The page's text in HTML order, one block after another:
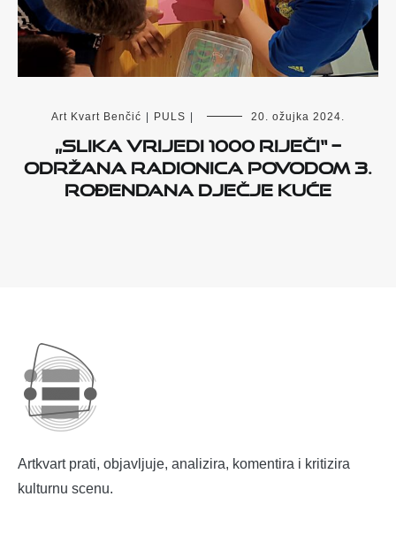
Art Kvart Benčić PULS 20. ožujka 2024.
„Slika vrijedi 1000 riječi“ –
održana radionica povodom 3.
rođendana Dječje kuće
Artkvart prati, objavljuje, analizira, komentira i kritizira
kulturnu scenu.